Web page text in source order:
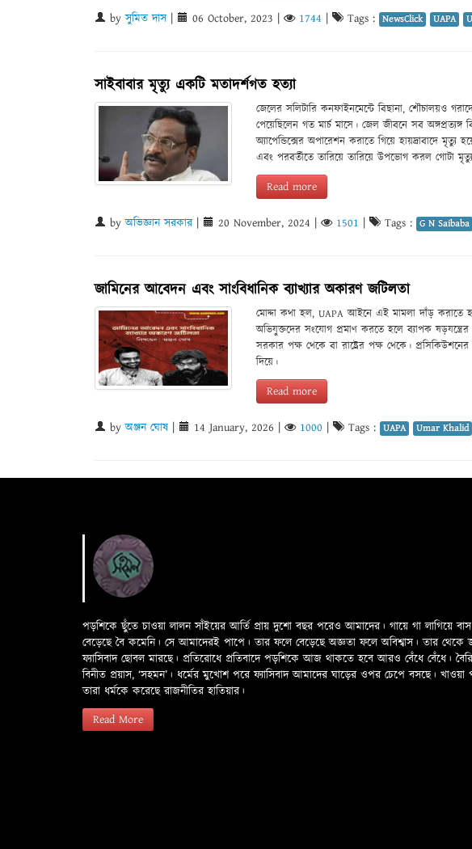
byসুমিত দাস| 06 October, 2023 | 1744 | Tags : NewsClick UAPA
সাইবাবার মৃত্যু একটি মতাদর্শগত হত্যা
জেলের সলিটারি কনফাইনমেন্টে বিছানা, শৌচালয়ও
পেয়েছিলেন গত মার্চ মাসে। জেল জীবনে সব
অ্যাপেন্ডিক্সের অপারেশন করাতে গিয়ে হায়দ্রাবাদে
এবং পরবর্তীতে তারিয়ে তারিয়ে উপভোগ করল গোটা মৃত্যু
Read more
byঅভিজ্ঞান সরকার| 20 November, 2024 | 1501 | Tags : G N Saibaba
জামিনের আবেদন এবং সাংবিধানিক ব্যাখ্যার অকারণ জটিলতা
মোদ্দা কথা হল, UAPA আইনে এই মামলা দাঁড় করাতে
অভিযুক্তদের সংযোগ প্রমাণ করতে হলে ব্যাপক
সরকার পক্ষ থেকে বা রাষ্ট্রের পক্ষ থেকে।
দিয়ে।
Read more
byঅঞ্জন ঘোষ | 14 January, 2026 | 1000 | Tags : UAPA Umar Khalid
পড়শিকে ছুঁতে চাওয়া লালন সাঁইয়ের আর্তি প্রায় দুশো বছর পরেও আমাদের। গায়ে গা লাগিয়ে
বেড়েছে বৈ কমেনি। সে আমাদেরই পাপে। তার ফলে বেড়েছে অজ্ঞতা ফলে অবিশ্বাস। তার থেকে
ফ্যাসিবাদ ছোবল মারছে। প্রতিরোধে প্রতিবাদে পড়শিকে আজ থাকতে হবে আরও বেঁধে বেঁধে।
বিনীত প্রয়াস, ‘সহমন’। ধর্মের মুখোশ পরে ফ্যাসিবাদ আমাদের ঘাড়ের ওপর চেপে বসছে।
তারা ধর্মকে করেছে রাজনীতির হাতিয়ার।
Read More